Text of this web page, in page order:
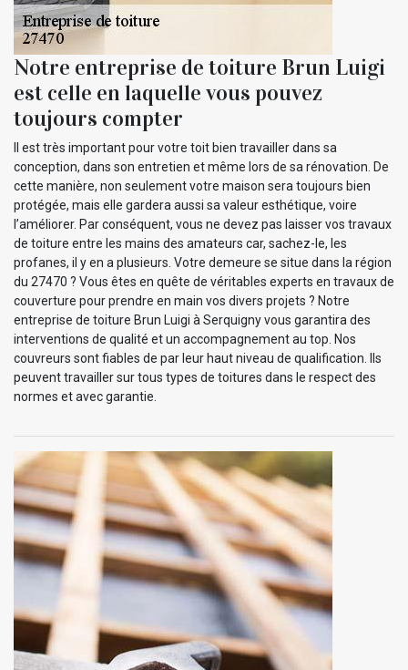
Notre entreprise de toiture Brun Luigi
est celle en laquelle vous pouvez
toujours compter
Il est très important pour votre toit bien travailler dans sa
conception, dans son entretien et même lors de sa rénovation. De
cette manière, non seulement votre maison sera toujours bien
protégée, mais elle gardera aussi sa valeur esthétique, voire
l’améliorer. Par conséquent, vous ne devez pas laisser vos travaux
de toiture entre les mains des amateurs car, sachez-le, les
profanes, il y en a plusieurs. Votre demeure se situe dans la région
du 27470 ? Vous êtes en quête de véritables experts en travaux de
couverture pour prendre en main vos divers projets ? Notre
entreprise de toiture Brun Luigi à Serquigny vous garantira des
interventions de qualité et un accompagnement au top. Nos
couvreurs sont fiables de par leur haut niveau de qualification. Ils
peuvent travailler sur tous types de toitures dans le respect des
normes et avec garantie.